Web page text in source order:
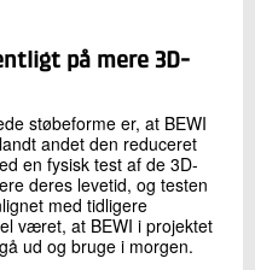
på mere 3D-
støbeforme er, at BEWI
andet den reduceret
en fysisk test af de 3D-
deres levetid, og testen
med tidligere
været, at BEWI i projektet
ud og bruge i morgen.